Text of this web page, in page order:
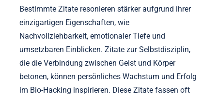
Bestimmte Zitate resonieren stärker aufgrund ihrer
einzigartigen Eigenschaften, wie
Nachvollziehbarkeit, emotionaler Tiefe und
umsetzbaren Einblicken. Zitate zur Selbstdisziplin,
die die Verbindung zwischen Geist und Körper
betonen, können persönliches Wachstum und Erfolg
im Bio-Hacking inspirieren. Diese Zitate fassen oft